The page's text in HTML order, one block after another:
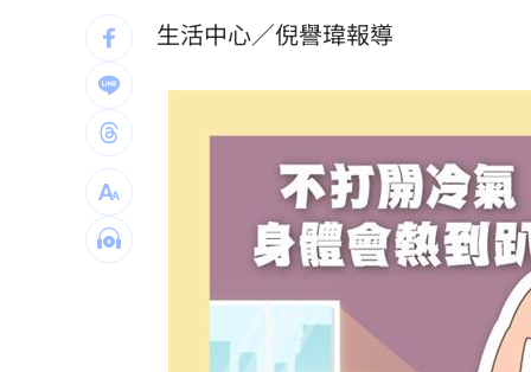
慈濟疫苗遭詐蔣萬安拒道歉 沈伯洋說
12生肖本周運勢出爐 屬虎勇奪雙冠王
BABYMONSTER登藍毯秒吸睛！Rora
白海豚續發威 富邦統一延賽2天4戰打
《哈利波特》女星轉戰OnlyFans 收入
逛逢甲偷拍女子 30歲日籍男被逮倉皇
生活中心／倪譽瑋報導